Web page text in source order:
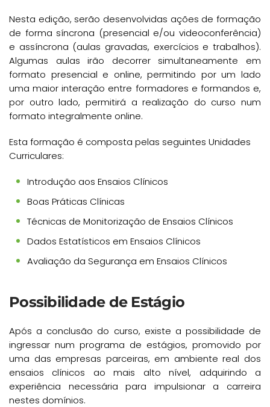
Nesta edição, serão desenvolvidas ações de formação
de forma síncrona (presencial e/ou videoconferência)
e assíncrona (aulas gravadas, exercícios e trabalhos).
Algumas aulas irão decorrer simultaneamente em
formato presencial e online, permitindo por um lado
uma maior interação entre formadores e formandos e,
por outro lado, permitirá a realização do curso num
formato integralmente online.
Esta formação é composta pelas seguintes Unidades
Curriculares:
Introdução aos Ensaios Clínicos
Boas Práticas Clínicas
Técnicas de Monitorização de Ensaios Clínicos
Dados Estatísticos em Ensaios Clínicos
Avaliação da Segurança em Ensaios Clínicos
Possibilidade de Estágio
Após a conclusão do curso, existe a possibilidade de
ingressar num programa de estágios, promovido por
uma das empresas parceiras, em ambiente real dos
ensaios clínicos ao mais alto nível, adquirindo a
experiência necessária para impulsionar a carreira
nestes domínios.